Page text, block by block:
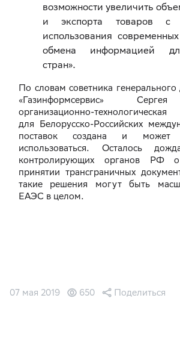
возможности увеличить
и экспорта товаров с
использования
обмена информацией
стран».
По словам советника
«Газинформсервис»
организационно-технологическая
для Белорусско-Российских
поставок создана и может
использоваться. Осталось
контролирующих органов РФ о
принятии трансграничных
такие решения могут быть
ЕАЭС в целом.
07 мая 2019 650 Поделиться